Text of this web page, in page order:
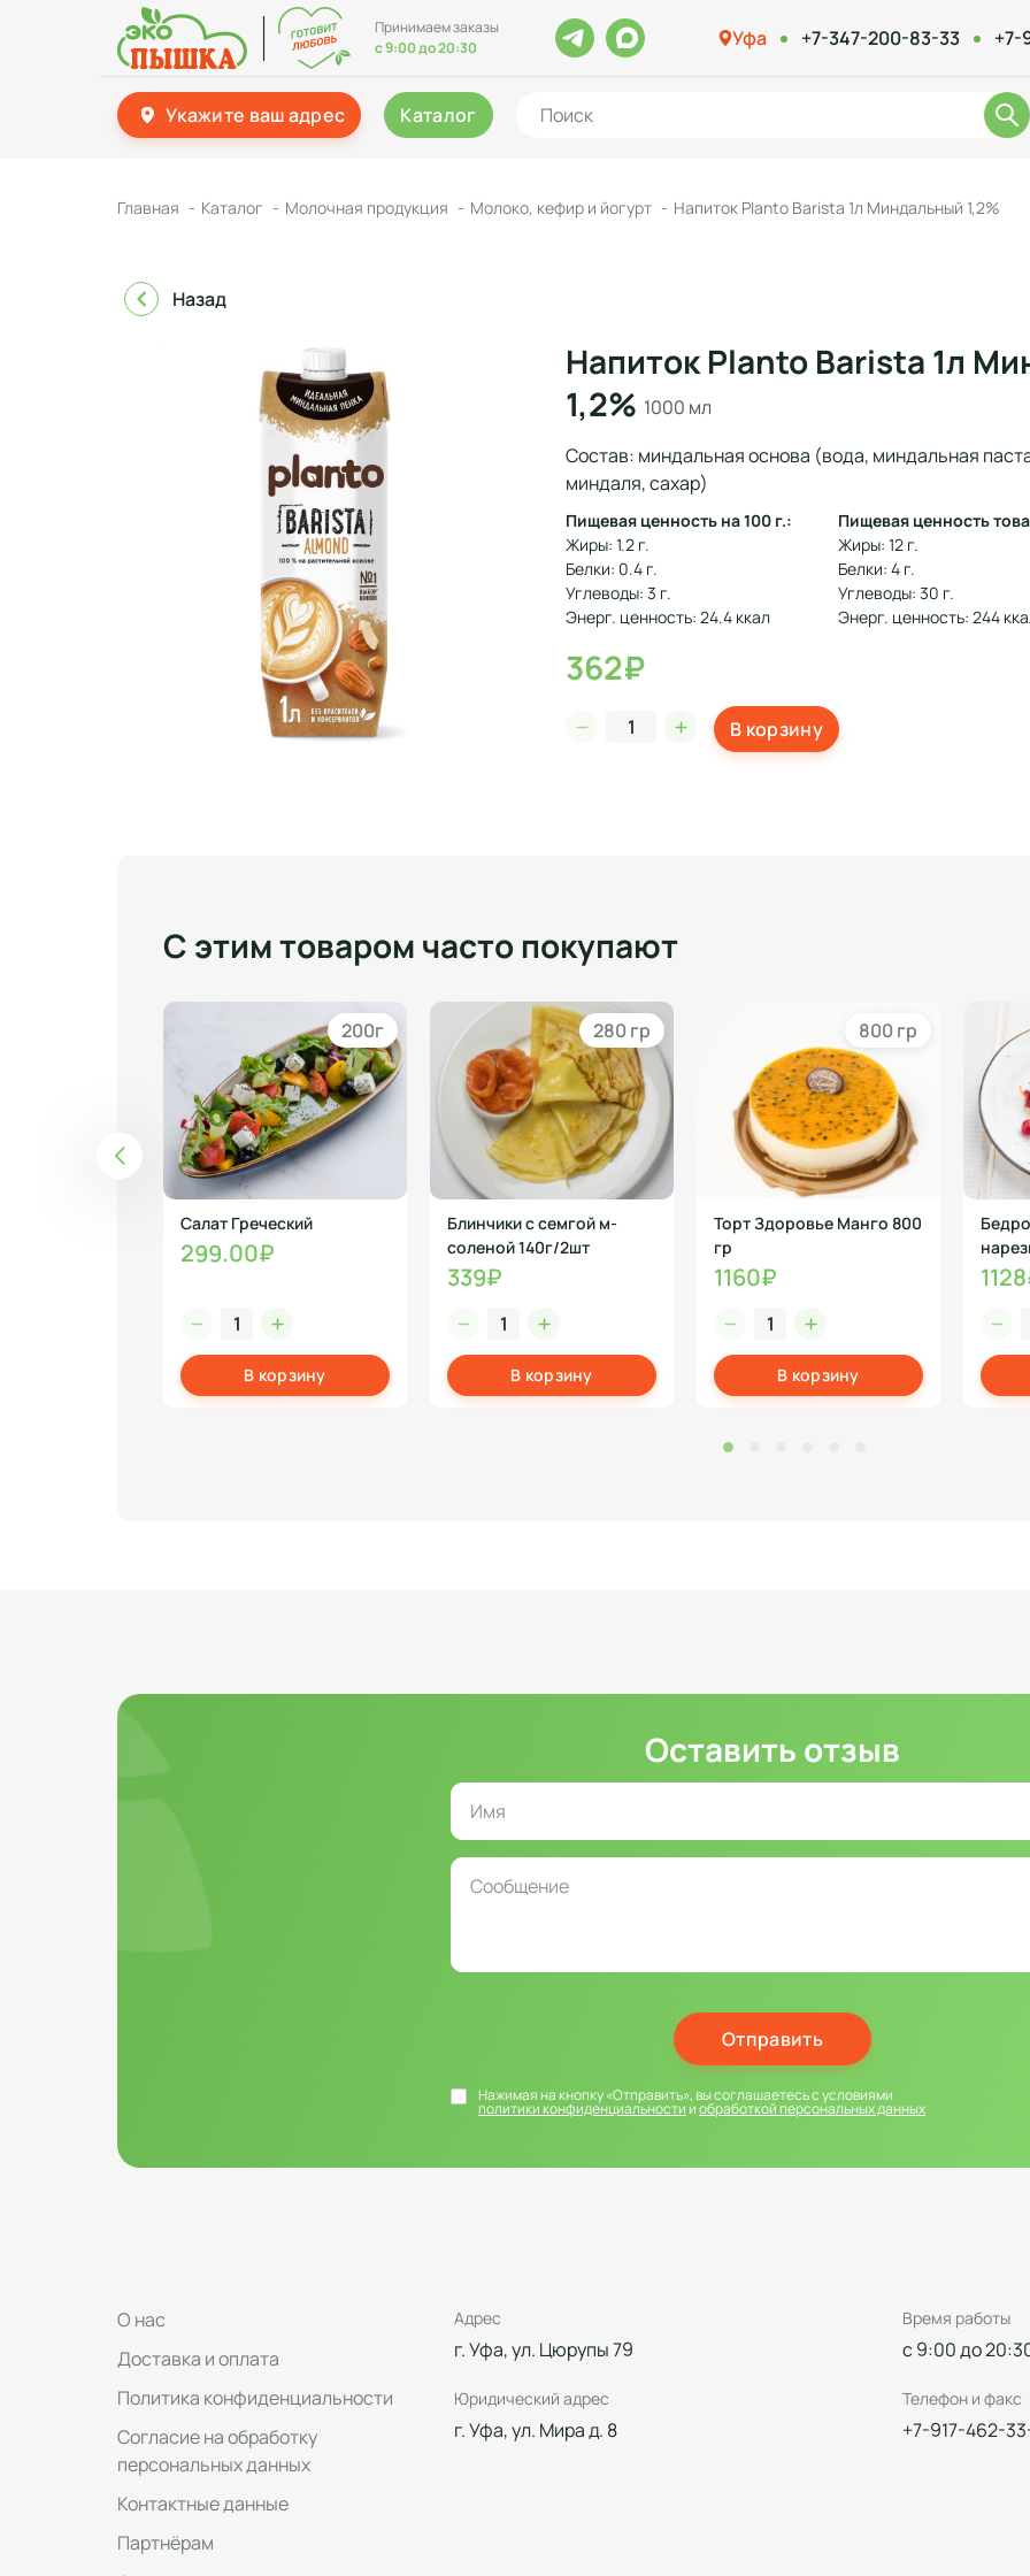
Принимаем заказы
с 9:00 до 20:30
Уфа +7-347-200-83-33 +7-
Укажите ваш адрес Каталог
Главная Каталог Молочная продукция Молоко, кефир и йогурт Напиток Planto Barista 1л Миндальный 1,2%
Назад
Напиток Planto Barista 1л
1,2% 1000 мл
Состав: миндальная основа (вода, миндальная
миндаля, сахар)
Пищевая ценность на 100 г.:
Жиры: 1.2 г.
Белки: 0.4 г.
Углеводы: 3 г.
Энерг. ценность: 24.4 ккал
Пищевая ценность
Жиры: 12 г.
Белки: 4 г.
Углеводы: 30 г.
Энерг. ценность: 244
362₽
В корзину
С этим товаром часто покупают
200г
Салат Греческий
299.00₽
В корзину
280 гр
Блинчики с семгой м-
соленой 140г/2шт
339₽
В корзину
800 гр
Торт Здоровье Манго 800
гр
1160₽
В корзину
Оставить отзыв
Отправить
Нажимая на кнопку «Отправить», вы соглашаетесь с условиями
политики конфиденциальностииобработкой персональных данных
О нас
Доставка и оплата
Политика конфиденциальности
Согласие на обработку
персональных данных
Контактные данные
Партнёрам
Адрес
г. Уфа, ул. Цюрупы 79
Юридический адрес
г. Уфа, ул. Мира д. 8
Время работы
с 9:00 до
Телефон и факс
+7-917-462-